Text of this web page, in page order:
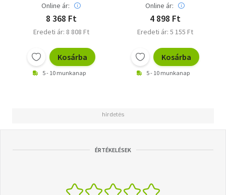
Online ár:
8 368 Ft
Eredeti ár: 8 808 Ft
Kosárba
5 - 10 munkanap
Online ár:
4 898 Ft
Eredeti ár: 5 155 Ft
Kosárba
5 - 10 munkanap
ÉRTÉKELÉSEK